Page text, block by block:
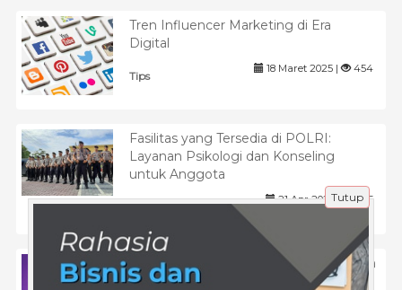
Tren Influencer Marketing di Era
Digital
Tips
18 Maret 2025 | 454
Fasilitas yang Tersedia di POLRI:
Layanan Psikologi dan Konseling
untuk Anggota
Pendidikan
21 Apr 2025 | 1015
Strategi Instagram Growth Automation
System untuk Skalabilitas Akun di
Tutup